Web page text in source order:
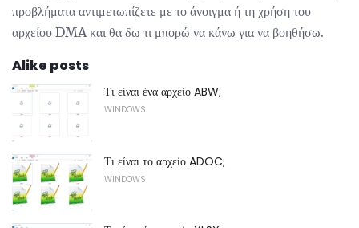
προβλήματα αντιμετωπίζετε με το άνοιγμα ή τη χρήση του
αρχείου DMA και θα δω τι μπορώ να κάνω για να βοηθήσω.
Alike posts
Τι είναι ένα αρχείο ABW;
WINDOWS
Τι είναι το αρχείο ADOC;
WINDOWS